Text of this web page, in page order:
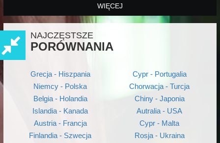
WIĘCEJ
NAJCZĘSTSZE
PORÓWNANIA
Grecja - Hiszpania
Niemcy - Polska
Belgia - Holandia
Islandia - Kanada
Austria - Francja
Finlandia - Szwecja
Cypr - Portugalia
Chorwacja - Turcja
Chiny - Japonia
Autralia - USA
Cypr - Malta
Rosja - Ukraina